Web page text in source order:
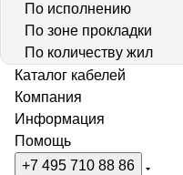
По исполнению
По зоне прокладки
По количеству жил
Каталог кабелей
Компания
Информация
Помощь
+7 495 710 88 86